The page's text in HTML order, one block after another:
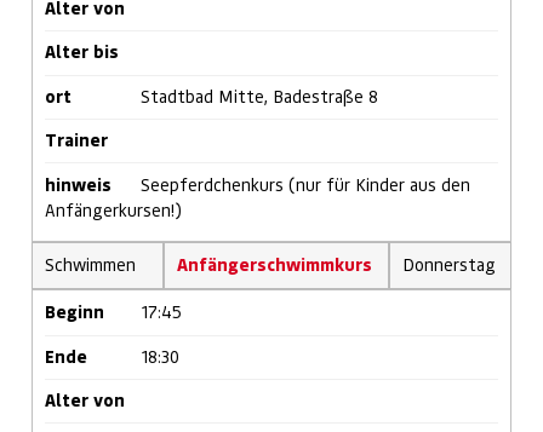
Alter von
Alter bis
ort Stadtbad Mitte, Badestraße 8
Trainer
hinweis
Seepferdchenkurs (nur für Kinder aus den
Anfängerkursen!)
Schwimmen Anfängerschwimmkurs Donnerstag
Beginn 17:45
Ende 18:30
Alter von